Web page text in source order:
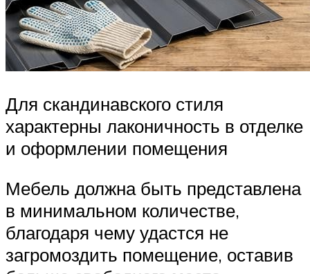
Для скандинавского стиля
характерны лаконичность в отделке
и оформлении помещения
Мебель должна быть представлена
в минимальном количестве,
благодаря чему удастся не
загромоздить помещение, оставив